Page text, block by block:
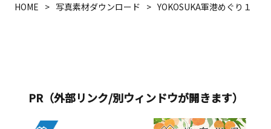
HOME 写真素材ダウンロード YOKOSUKA軍港めぐり１
PR（外部リンク/別ウィンドウが開きます）